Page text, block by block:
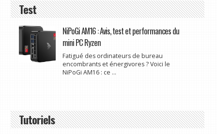
Test
NiPoGi AM16 : Avis, test et performances du
mini PC Ryzen
Fatigué des ordinateurs de bureau
encombrants et énergivores ? Voici le
NiPoGi AM16 : ce ...
Tutoriels